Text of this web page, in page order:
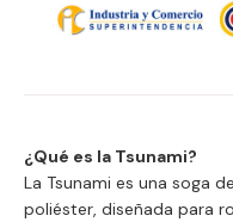
¿Qué es la Tsunami?
La Tsunami es una soga
poliéster, diseñada para